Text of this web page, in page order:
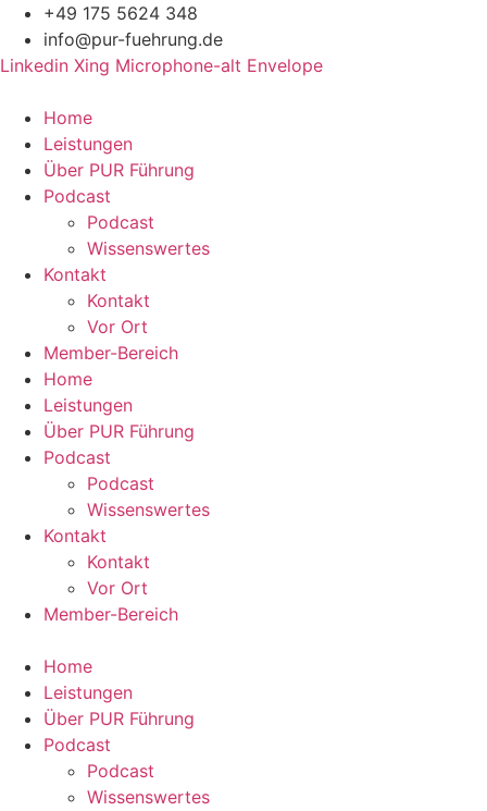
Zum
Inhalt
springen
+49 175 5624 348
info@pur-fuehrung.de
Linkedin Xing Microphone-alt Envelope
Home
Leistungen
Über PUR Führung
Podcast
Podcast
Wissenswertes
Kontakt
Kontakt
Vor Ort
Member-Bereich
Home
Leistungen
Über PUR Führung
Podcast
Podcast
Wissenswertes
Kontakt
Kontakt
Vor Ort
Member-Bereich
Home
Leistungen
Über PUR Führung
Podcast
Podcast
Wissenswertes